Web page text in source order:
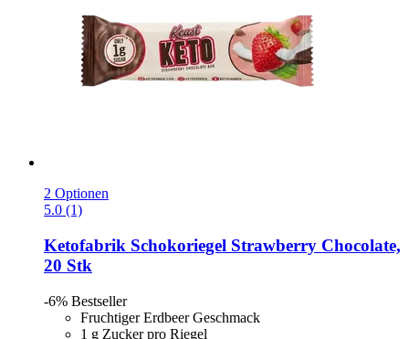
2 Optionen
5.0 (1)
Ketofabrik Schokoriegel Strawberry Chocolate,
20 Stk
-6% Bestseller
Fruchtiger Erdbeer Geschmack
1 g Zucker pro Riegel